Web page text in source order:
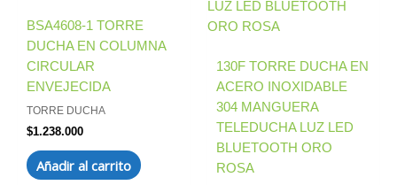
BSA4608-1 TORRE
DUCHA EN COLUMNA
CIRCULAR
ENVEJECIDA
TORRE DUCHA
$1.238.000
Añadir al carrito
130F TORRE DUCHA EN
ACERO INOXIDABLE
304 MANGUERA
TELEDUCHA LUZ LED
BLUETOOTH ORO
ROSA